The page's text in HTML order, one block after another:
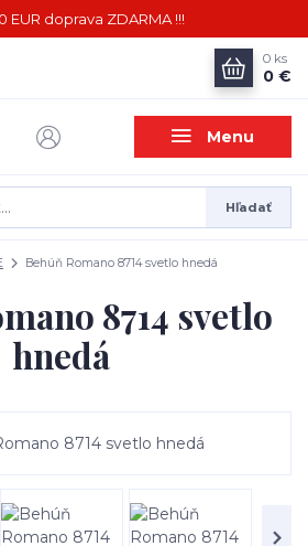
EUR doprava ZDARMA !!!
Menu
Hľadať
0 ks
0 €
Behúň Romano 8714 svetlo hnedá
8714 svetlo
hnedá